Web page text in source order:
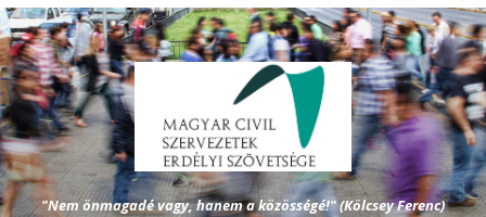
"Nem önmagadé vagy, hanem a közösségé!" (Kölcsey Ferenc)